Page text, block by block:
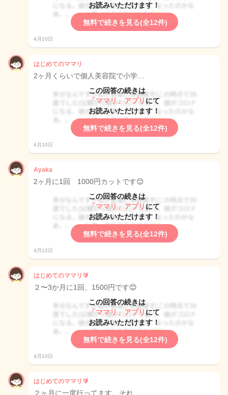
お読みいただけます！
無料で続きを見る(全12件)
4月10日
はじめてのママリ
2ヶ月くらいで個人美容院で小学…
この回答の続きは
「ママリ」アプリ にて
お読みいただけます！
無料で続きを見る(全12件)
4月10日
Ayaka
2ヶ月に1回 1000円カットです😊
この回答の続きは
「ママリ」アプリ にて
お読みいただけます！
無料で続きを見る(全12件)
4月12日
はじめてのママリ🔰
２〜3か月に1回、1500円です😊
この回答の続きは
「ママリ」アプリ にて
お読みいただけます！
無料で続きを見る(全12件)
4月10日
はじめてのママリ🔰
２ヶ月に一度行ってます。それ…